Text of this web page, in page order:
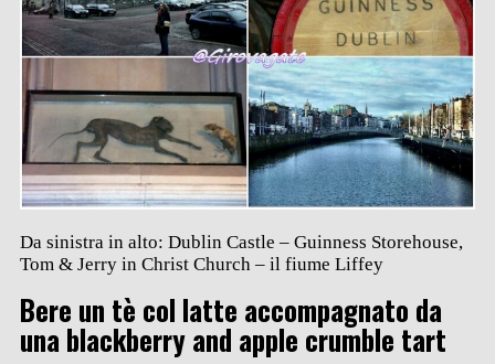
Da sinistra in alto: Dublin Castle – Guinness Storehouse,
Tom & Jerry in Christ Church – il fiume Liffey
Bere un tè col latte accompagnato da
una blackberry and apple crumble tart